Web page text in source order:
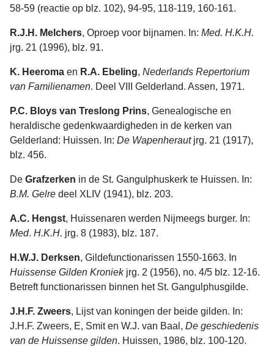
58-59 (reactie op blz. 102), 94-95, 118-119, 160-161.
R.J.H. Melchers, Oproep voor bijnamen. In: Med. H.K.H.
jrg. 21 (1996), blz. 91.
K. Heeroma en R.A. Ebeling, Nederlands Repertorium
van Familienamen. Deel VIII Gelderland. Assen, 1971.
P.C. Bloys van Treslong Prins, Genealogische en
heraldische gedenkwaar­digheden in de kerken van
Gelderland: Huissen. In: De Wapenherautjrg. 21 (1917),
blz. 456.
De Grafzerken in de St. Gangulphuskerk te Huissen. In:
B.M. Gelre deel XLIV (1941), blz. 203.
A.C. Hengst, Huissenaren werden Nijmeegs burger. In:
Med. H.K.H. jrg. 8 (1983), blz. 187.
H.W.J. Derksen, Gildefunctionarissen 1550-1663. In
Huissense Gilden Kroniekjrg. 2 (1956), no. 4/5 blz. 12-16.
Betreft functionarissen binnen het St. Gangulphusgilde.
J.H.F. Zweers, Lijst van koningen der beide gilden. In:
J.H.F. Zweers, E, Smit en W.J. van Baal, De geschiedenis
van de Huissense gilden. Huissen, 1986, blz. 100-120.